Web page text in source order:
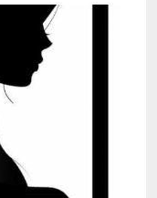
,在每個人的小
。你最期待觀眾
氣,希望從表演
緒,在每個人心
一個溫暖的力量,
的還是平順的道
的表演而集結大
上。 3。你對自
作品,都會是大
難關。就如大家